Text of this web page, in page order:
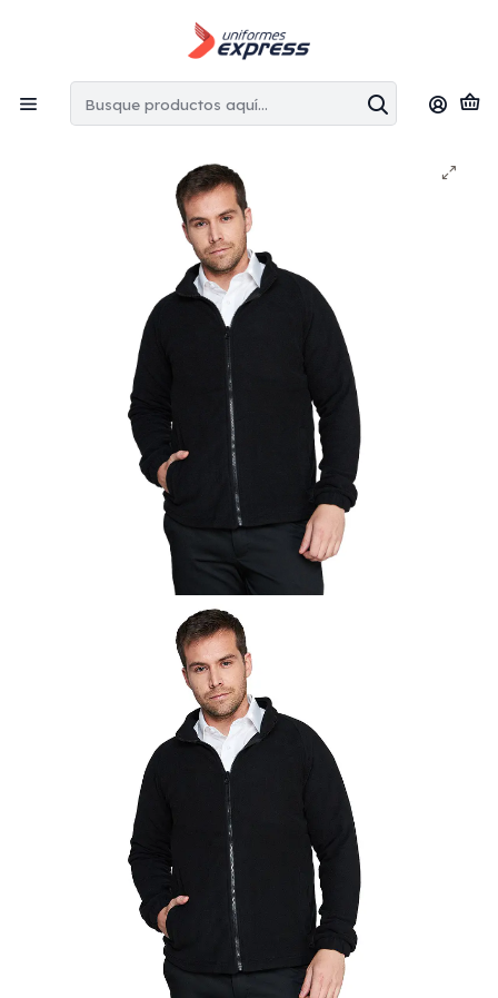
en la Región Metropolitana por copras superiores
Inicio Parkas Parka técnica 3 en uno hombre